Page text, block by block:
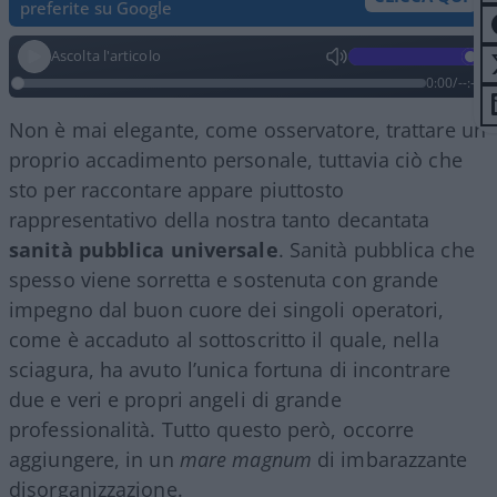
preferite su Google
Ascolta l'articolo
0:00/--:--
Non è mai elegante, come osservatore, trattare un
proprio accadimento personale, tuttavia ciò che
sto per raccontare appare piuttosto
rappresentativo della nostra tanto decantata
sanità pubblica universale. Sanità pubblica che
spesso viene sorretta e sostenuta con grande
impegno dal buon cuore dei singoli operatori,
come è accaduto al sottoscritto il quale, nella
sciagura, ha avuto l’unica fortuna di incontrare
due e veri e propri angeli di grande
professionalità. Tutto questo però, occorre
aggiungere, in un mare magnum di imbarazzante
disorganizzazione.